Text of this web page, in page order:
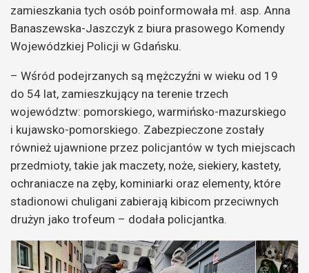
zamieszkania tych osób poinformowała mł. asp. Anna
Banaszewska-Jaszczyk z biura prasowego Komendy
Wojewódzkiej Policji w Gdańsku.
– Wśród podejrzanych są mężczyźni w wieku od 19
do 54 lat, zamieszkujący na terenie trzech
województw: pomorskiego, warmińsko-mazurskiego
i kujawsko-pomorskiego. Zabezpieczone zostały
również ujawnione przez policjantów w tych miejscach
przedmioty, takie jak maczety, noże, siekiery, kastety,
ochraniacze na zęby, kominiarki oraz elementy, które
stadionowi chuligani zabierają kibicom przeciwnych
drużyn jako trofeum – dodała policjantka.